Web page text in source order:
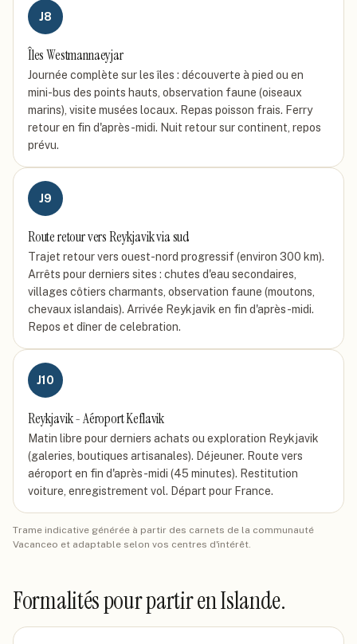
J8
Îles Westmannaeyjar
Journée complète sur les îles : découverte à pied ou en
mini-bus des points hauts, observation faune (oiseaux
marins), visite musées locaux. Repas poisson frais. Ferry
retour en fin d'après-midi. Nuit retour sur continent, repos
prévu.
J9
Route retour vers Reykjavik via sud
Trajet retour vers ouest-nord progressif (environ 300 km).
Arrêts pour derniers sites : chutes d'eau secondaires,
villages côtiers charmants, observation faune (moutons,
chevaux islandais). Arrivée Reykjavik en fin d'après-midi.
Repos et dîner de celebration.
J10
Reykjavik - Aéroport Keflavik
Matin libre pour derniers achats ou exploration Reykjavik
(galeries, boutiques artisanales). Déjeuner. Route vers
aéroport en fin d'après-midi (45 minutes). Restitution
voiture, enregistrement vol. Départ pour France.
Trame indicative générée à partir des carnets de la communauté
Vacanceo et adaptable selon vos centres d'intérêt.
Formalités pour partiren Islande.